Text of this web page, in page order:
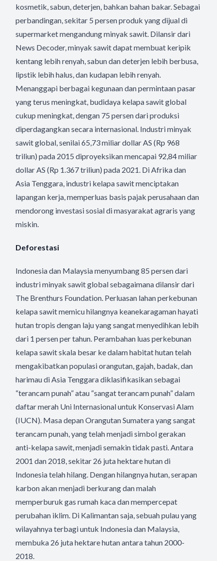
kosmetik, sabun, deterjen, bahkan bahan bakar. Sebagai
perbandingan, sekitar 5 persen produk yang dijual di
supermarket mengandung minyak sawit. Dilansir dari
News Decoder, minyak sawit dapat membuat keripik
kentang lebih renyah, sabun dan deterjen lebih berbusa,
lipstik lebih halus, dan kudapan lebih renyah.
Menanggapi berbagai kegunaan dan permintaan pasar
yang terus meningkat, budidaya kelapa sawit global
cukup meningkat, dengan 75 persen dari produksi
diperdagangkan secara internasional. Industri minyak
sawit global, senilai 65,73 miliar dollar AS (Rp 968
triliun) pada 2015 diproyeksikan mencapai 92,84 miliar
dollar AS (Rp 1.367 triliun) pada 2021. Di Afrika dan
Asia Tenggara, industri kelapa sawit menciptakan
lapangan kerja, memperluas basis pajak perusahaan dan
mendorong investasi sosial di masyarakat agraris yang
miskin.
Deforestasi
Indonesia dan Malaysia menyumbang 85 persen dari
industri minyak sawit global sebagaimana dilansir dari
The Brenthurs Foundation. Perluasan lahan perkebunan
kelapa sawit memicu hilangnya keanekaragaman hayati
hutan tropis dengan laju yang sangat menyedihkan lebih
dari 1 persen per tahun. Perambahan luas perkebunan
kelapa sawit skala besar ke dalam habitat hutan telah
mengakibatkan populasi orangutan, gajah, badak, dan
harimau di Asia Tenggara diklasifikasikan sebagai
“terancam punah” atau “sangat terancam punah” dalam
daftar merah Uni Internasional untuk Konservasi Alam
(IUCN). Masa depan Orangutan Sumatera yang sangat
terancam punah, yang telah menjadi simbol gerakan
anti-kelapa sawit, menjadi semakin tidak pasti. Antara
2001 dan 2018, sekitar 26 juta hektare hutan di
Indonesia telah hilang. Dengan hilangnya hutan, serapan
karbon akan menjadi berkurang dan malah
memperburuk gas rumah kaca dan mempercepat
perubahan iklim. Di Kalimantan saja, sebuah pulau yang
wilayahnya terbagi untuk Indonesia dan Malaysia,
membuka 26 juta hektare hutan antara tahun 2000-
2018.